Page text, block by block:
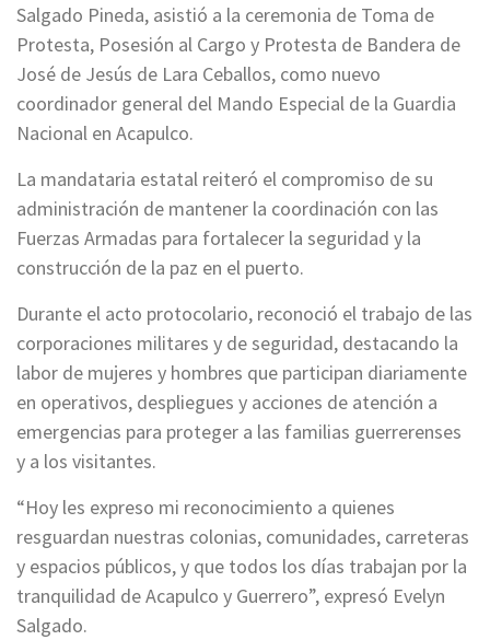
Salgado Pineda, asistió a la ceremonia de Toma de
Protesta, Posesión al Cargo y Protesta de Bandera de
José de Jesús de Lara Ceballos, como nuevo
coordinador general del Mando Especial de la Guardia
Nacional en Acapulco.
La mandataria estatal reiteró el compromiso de su
administración de mantener la coordinación con las
Fuerzas Armadas para fortalecer la seguridad y la
construcción de la paz en el puerto.
Durante el acto protocolario, reconoció el trabajo de las
corporaciones militares y de seguridad, destacando la
labor de mujeres y hombres que participan diariamente
en operativos, despliegues y acciones de atención a
emergencias para proteger a las familias guerrerenses
y a los visitantes.
“Hoy les expreso mi reconocimiento a quienes
resguardan nuestras colonias, comunidades, carreteras
y espacios públicos, y que todos los días trabajan por la
tranquilidad de Acapulco y Guerrero”, expresó Evelyn
Salgado.